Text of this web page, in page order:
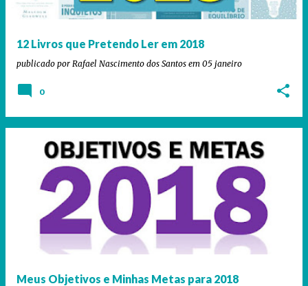
12 Livros que Pretendo Ler em 2018
publicado por Rafael Nascimento dos Santos em 05 janeiro
0
Meus Objetivos e Minhas Metas para 2018